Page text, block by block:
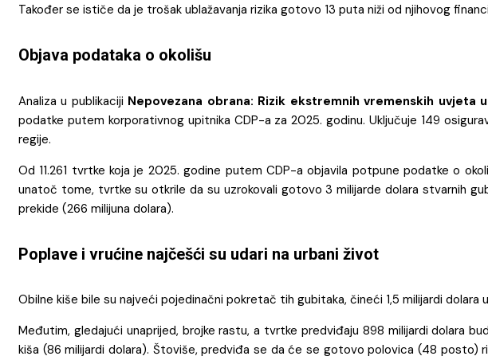
Također se ističe da je trošak ublažavanja rizika gotovo 13 puta niži od njihovog
Objava podataka o okolišu
Analiza u publikaciji Nepovezana obrana: Rizik ekstremnih vremenskih uvjeta
podatke putem korporativnog upitnika CDP-a za 2025. godinu. Uključuje 149
regije.
Od 11.261 tvrtke koja je 2025. godine putem CDP-a objavila potpune podatke o
unatoč tome, tvrtke su otkrile da su uzrokovali gotovo 3 milijarde dolara stvarnih
prekide (266 milijuna dolara).
Poplave i vrućine najčešći su udari na urbani život
Obilne kiše bile su najveći pojedinačni pokretač tih gubitaka, čineći 1,5 milijardi dolara
Međutim, gledajući unaprijed, brojke rastu, a tvrtke predviđaju 898 milijardi dolara
kiša (86 milijardi dolara). Štoviše, predviđa se da će se gotovo polovica (48